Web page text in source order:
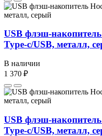
USB флэш-
Type-c/USB, металл,
В наличии
1 370 ₽
USB флэш-
Type-c/USB, металл,